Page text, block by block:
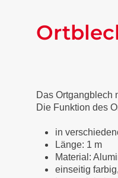
Das Ortgangblech
Die Funktion des
in
Länge: 1 m
Material:
einseitig